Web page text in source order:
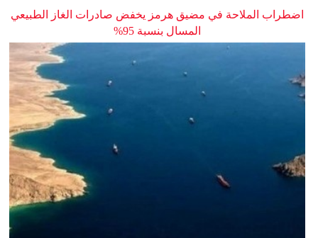
اضطراب الملاحة في مضيق هرمز يخفض صادرات الغاز الطبيعي
المسال بنسبة 95%